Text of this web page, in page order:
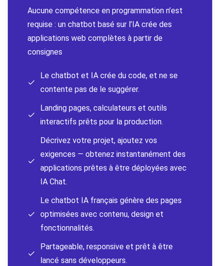
Aucune compétence en programmation n’est
requise : un chatbot basé sur l’IA crée des
applications web complètes à partir de
consignes
Le chatbot et IA crée du code, et ne se
contente pas de le suggérer.
Landing pages, calculateurs et outils
interactifs prêts pour la production.
Décrivez votre projet, ajoutez vos
exigences — obtenez instantanément des
applications prêtes à être déployées avec
IA Chat.
Le chatbot IA français génère des pages
optimisées avec contenu, design et
fonctionnalités.
Partageable, responsive et prêt à être
lancé sans développeurs.